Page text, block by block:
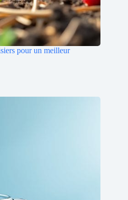
pour un meilleur